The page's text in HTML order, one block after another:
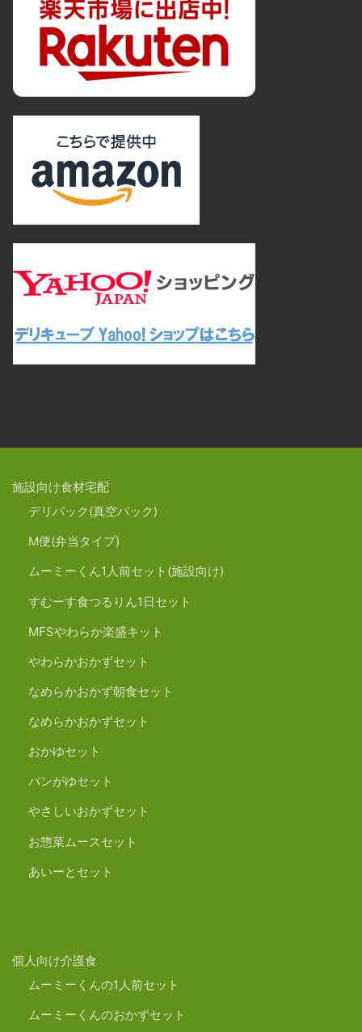
施設向け食材宅配
デリパック(真空パック)
M便(弁当タイプ)
ムーミーくん1人前セット(施設向け)
すむーす食つるりん1日セット
MFSやわらか楽盛キット
やわらかおかずセット
なめらかおかず朝食セット
なめらかおかずセット
おかゆセット
パンがゆセット
やさしいおかずセット
お惣菜ムースセット
あいーとセット
個人向け介護食
ムーミーくんの1人前セット
ムーミーくんのおかずセット